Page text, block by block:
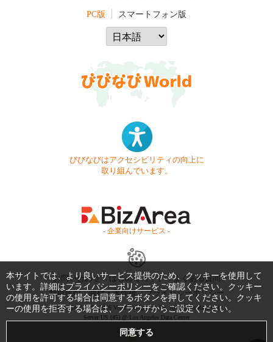
PC版 スマートフォン版
びびなびはアクセシビリティの向上に
取り組んでいます。
- 企業向けサービス -
お問い合わせ はじめてガイド
よくある質問
利用規約
商標・著作権 プライバシーポリシー
Copyright © 1999-2026 Vivid Navigation, Inc. All Rights Reserved.
Server US (45) @ Los Angeles Data Center
本サイトでは、より良いサービス提供のため、クッキーを使用して
います。詳細はプライバシーポリシーをご確認ください。クッキー
の使用を許可する場合は同意するボタンを押してください。クッキ
ーの使用を拒否する場合は、ブラウザからご設定ください。